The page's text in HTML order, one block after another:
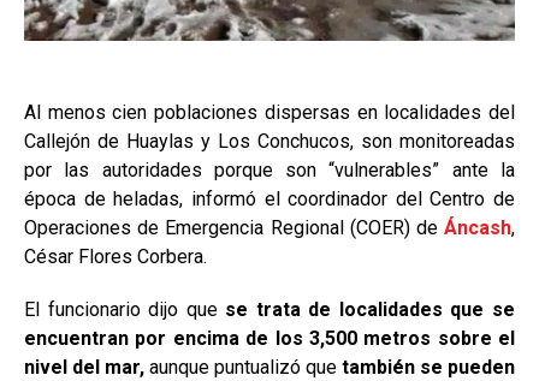
Al menos cien poblaciones dispersas en localidades del
Callejón de Huaylas y Los Conchucos, son monitoreadas
por las autoridades porque son “vulnerables” ante la
época de heladas, informó el coordinador del Centro de
Operaciones de Emergencia Regional (COER) de Áncash,
César Flores Corbera.
El funcionario dijo que se trata de localidades que se
encuentran por encima de los 3,500 metros sobre el
nivel del mar, aunque puntualizó que también se pueden